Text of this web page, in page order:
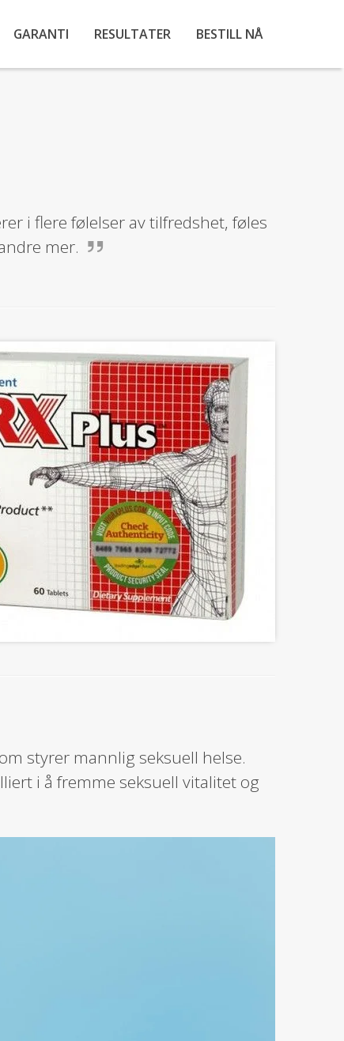
GARANTI RESULTATER BESTILL NÅ
i flere følelser av tilfredshet, føles
mer.
styrer mannlig seksuell helse.
i å fremme seksuell vitalitet og